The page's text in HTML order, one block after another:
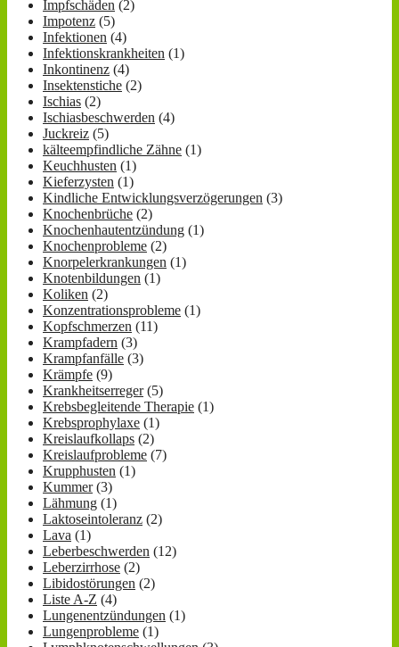
Impfschäden (2)
Impotenz (5)
Infektionen (4)
Infektionskrankheiten (1)
Inkontinenz (4)
Insektenstiche (2)
Ischias (2)
Ischiasbeschwerden (4)
Juckreiz (5)
kälteempfindliche Zähne (1)
Keuchhusten (1)
Kieferzysten (1)
Kindliche Entwicklungsverzögerungen (3)
Knochenbrüche (2)
Knochenhautentzündung (1)
Knochenprobleme (2)
Knorpelerkrankungen (1)
Knotenbildungen (1)
Koliken (2)
Konzentrationsprobleme (1)
Kopfschmerzen (11)
Krampfadern (3)
Krampfanfälle (3)
Krämpfe (9)
Krankheitserreger(5)
Krebsbegleitende Therapie (1)
Krebsprophylaxe (1)
Kreislaufkollaps (2)
Kreislaufprobleme (7)
Krupphusten (1)
Kummer(3)
Lähmung (1)
Laktoseintoleranz (2)
Lava (1)
Leberbeschwerden (12)
Leberzirrhose (2)
Libidostörungen (2)
Liste A-Z (4)
Lungenentzündungen (1)
Lungenprobleme (1)